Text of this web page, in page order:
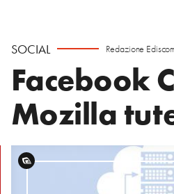
SOCIAL Redazione
Facebook
Mozilla